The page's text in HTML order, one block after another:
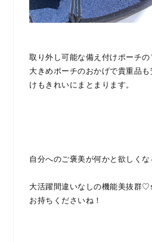
取り外し可能な備え付けポーチの
大きめポーチのおかげで貴重品
けもきれいにまとまります。
自分へのご褒美が何かと欲しくな
大活躍間違いなしの機能美抜群
お持ちくださいね！